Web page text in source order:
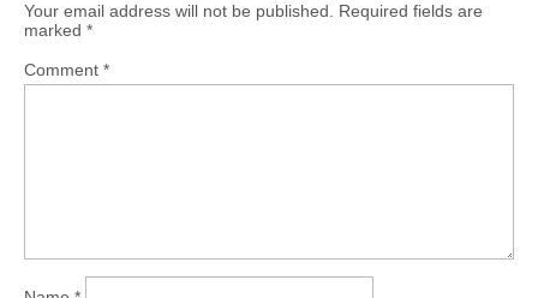
Your email address will not be published. Required fields are
marked *
Comment *